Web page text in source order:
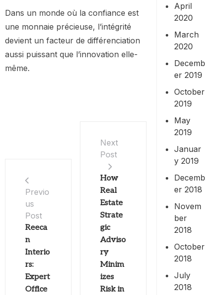
Dans un monde où la confiance est
une monnaie précieuse, l’intégrité
devient un facteur de différenciation
aussi puissant que l’innovation elle-
même.
Previo
us
Post
Reeca
n
Interio
rs:
Expert
Office
Next
Post
How
Real
Estate
Strate
gic
Adviso
ry
Minim
izes
Risk in
April
2020
March
2020
Decemb
er 2019
October
2019
May
2019
Januar
y 2019
Decemb
er 2018
Novem
ber
2018
October
2018
July
2018